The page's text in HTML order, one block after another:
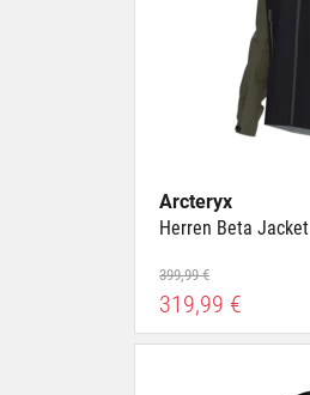
Arcteryx
Herren Beta Jacket
399,99 €
319,99 €